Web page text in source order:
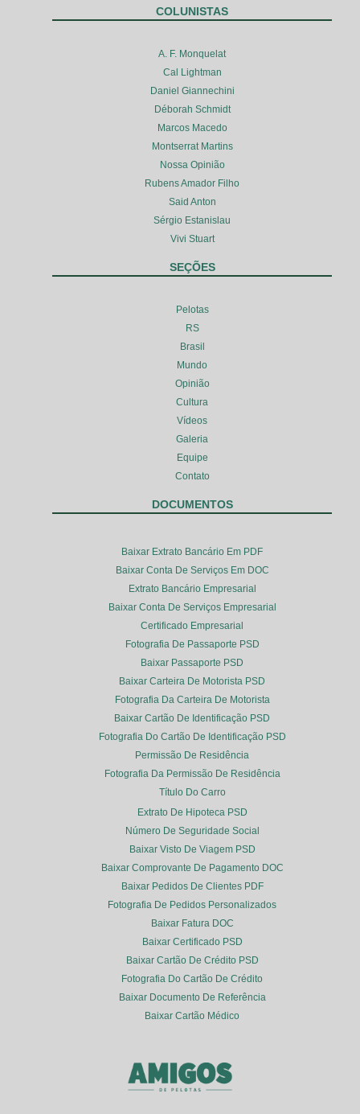
COLUNISTAS
A. F. Monquelat
Cal Lightman
Daniel Giannechini
Déborah Schmidt
Marcos Macedo
Montserrat Martins
Nossa Opinião
Rubens Amador Filho
Said Anton
Sérgio Estanislau
Vivi Stuart
SEÇÕES
Pelotas
RS
Brasil
Mundo
Opinião
Cultura
Vídeos
Galeria
Equipe
Contato
DOCUMENTOS
Baixar Extrato Bancário Em PDF
Baixar Conta De Serviços Em DOC
Extrato Bancário Empresarial
Baixar Conta De Serviços Empresarial
Certificado Empresarial
Fotografia De Passaporte PSD
Baixar Passaporte PSD
Baixar Carteira De Motorista PSD
Fotografia Da Carteira De Motorista
Baixar Cartão De Identificação PSD
Fotografia Do Cartão De Identificação PSD
Permissão De Residência
Fotografia Da Permissão De Residência
Título Do Carro
Extrato De Hipoteca PSD
Número De Seguridade Social
Baixar Visto De Viagem PSD
Baixar Comprovante De Pagamento DOC
Baixar Pedidos De Clientes PDF
Fotografia De Pedidos Personalizados
Baixar Fatura DOC
Baixar Certificado PSD
Baixar Cartão De Crédito PSD
Fotografia Do Cartão De Crédito
Baixar Documento De Referência
Baixar Cartão Médico